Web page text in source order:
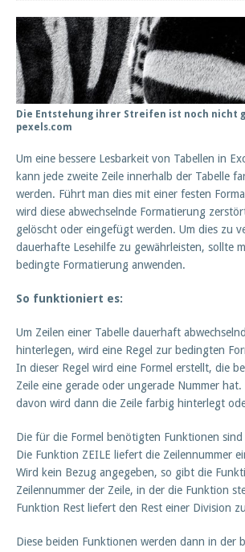
Die Entstehung ihrer Streifen ist noch nicht
pexels.com
Um eine bessere Lesbarkeit von Tabellen in
kann jede zweite Zeile innerhalb der Tabelle
werden. Führt man dies mit einer festen
wird diese abwechselnde Formatierung
gelöscht oder eingefügt werden. Um dies zu
dauerhafte Lesehilfe zu gewährleisten, sollte
bedingte Formatierung anwenden.
So funktioniert es:
Um Zeilen einer Tabelle dauerhaft
hinterlegen, wird eine Regel zur bedingten
In dieser Regel wird eine Formel erstellt, die
Zeile eine gerade oder ungerade Nummer
davon wird dann die Zeile farbig hinterlegt
Die für die Formel benötigten Funktionen sind
Die Funktion ZEILE liefert die Zeilennummer
Wird kein Bezug angegeben, so gibt die
Zeilennummer der Zeile, in der die Funktion
Funktion Rest liefert den Rest einer Division
Diese beiden Funktionen werden dann in der